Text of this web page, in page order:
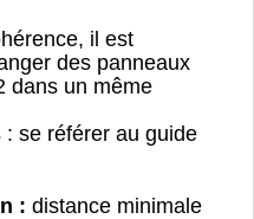
il est
des panneaux
dans un même
se référer au guide
: distance minimale